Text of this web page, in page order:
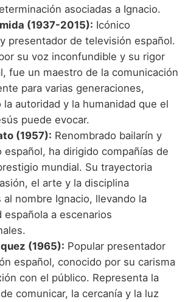
asociadas a Ignacio.
(1937-2015): Icónico
presentador de televisión español.
su voz inconfundible y su rigor
fue un maestro de la comunicación
para varias generaciones,
la autoridad y la humanidad que el
puede evocar.
(1957): Renombrado bailarín y
español, ha dirigido compañías de
mundial. Su trayectoria
el arte y la disciplina
al nombre Ignacio, llevando la
española a escenarios
(1965): Popular presentador
español, conocido por su carisma
con el público. Representa la
comunicar, la cercanía y la luz